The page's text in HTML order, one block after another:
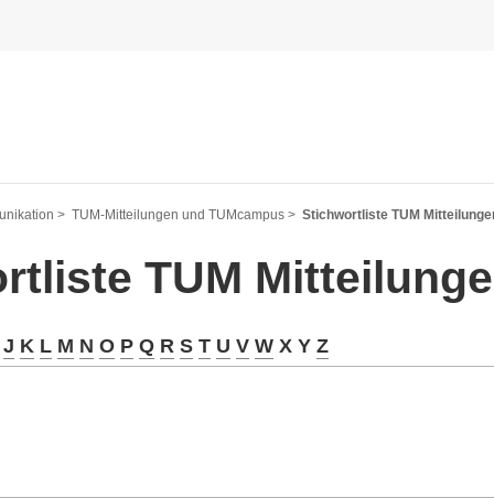
> TUM-Mitteilungen und TUMcampus > Stichwortliste TUM
TUM
J K L M N O P Q R S T U V W X Y Z